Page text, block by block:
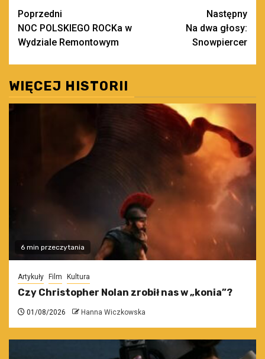
Zobacz
wpisy
Poprzedni
NOC POLSKIEGO ROCKa w
Wydziale Remontowym
Następny
Na dwa głosy:
Snowpiercer
WIĘCEJ HISTORII
6 min przeczytania
Artykuły Film Kultura
Czy Christopher Nolan zrobił nas w „konia”?
01/08/2026 Hanna Wiczkowska